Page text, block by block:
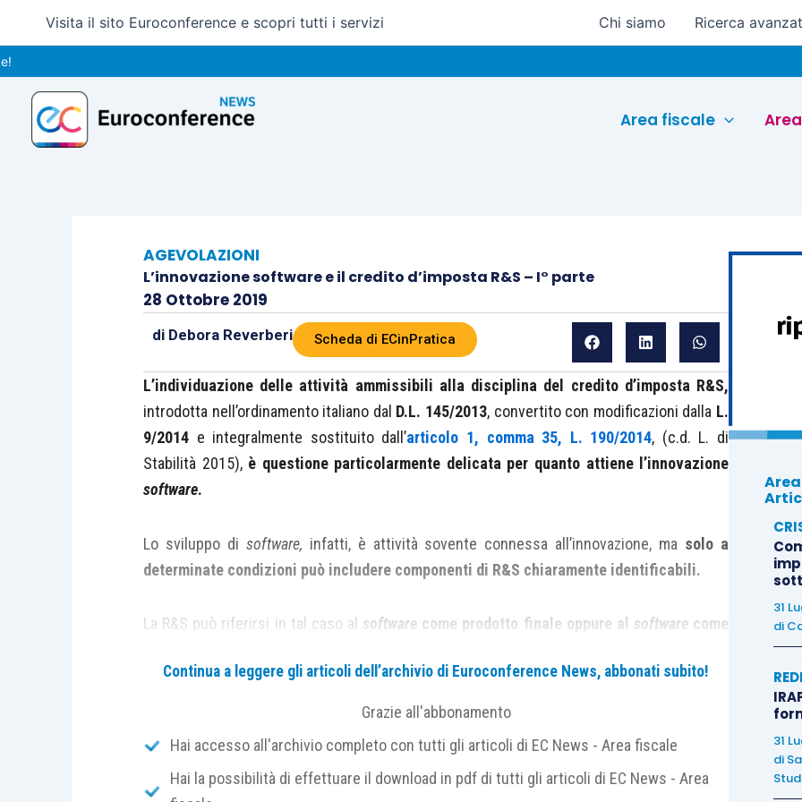
contenuto
Visita il sito Euroconference e scopri tutti i servizi Chi siamo Ricerca
Area fiscale
AGEVOLAZIONI
L’innovazione software e il credito d’imposta R&S – I° parte
28 Ottobre 2019
di Debora Reverberi Scheda di ECinPratica
L’individuazione delle attività ammissibili alla disciplina del credito d’imposta R&S,
introdotta nell’ordinamento italiano dal D.L. 145/2013, convertito con modificazioni dalla L.
9/2014 e integralmente sostituito dall’articolo 1, comma 35, L. 190/2014, (c.d. L. di
Stabilità 2015),è questione particolarmente delicata per quanto attiene l’innovazione
software.
Lo sviluppo di software, infatti, è attività sovente connessa all’innovazione, ma solo a
determinate condizioni può includere componenti di R&S chiaramente identificabili.
La R&S può riferirsi in tal caso al software come prodotto finale oppure al softwarecome
processo.
rinviando ad un contributo successivo la disanima delsoftwarecome parte integrante di
un’innovazione di processo.
Continua a leggere gli articoli dell’archivio di Euroconference News, abbonati subito!
Grazie all'abbonamento
Hai accesso all'archivio completo con tutti gli articoli di EC News - Area fiscale
Hai la possibilità di effettuare il download in pdf di tutti gli articoli di EC News - Area
31
di
31
di